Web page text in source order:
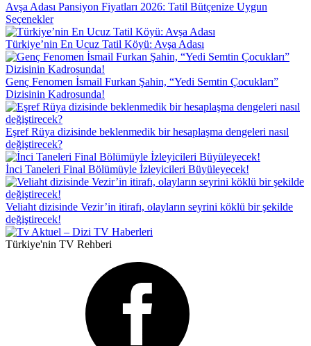
Avşa Adası Pansiyon Fiyatları 2026: Tatil Bütçenize Uygun
Seçenekler
Türkiye’nin En Ucuz Tatil Köyü: Avşa Adası
Genç Fenomen İsmail Furkan Şahin, “Yedi Semtin Çocukları”
Dizisinin Kadrosunda!
Eşref Rüya dizisinde beklenmedik bir hesaplaşma dengeleri nasıl
değiştirecek?
İnci Taneleri Final Bölümüyle İzleyicileri Büyüleyecek!
Veliaht dizisinde Vezir’in itirafı, olayların seyrini köklü bir şekilde
değiştirecek!
Türkiye'nin TV Rehberi